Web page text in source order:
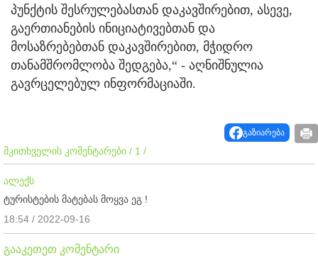
პუნქტის შესრულებასთან დაკავშირებით, ასევე,
გაერთიანების ინიციატივებთან და
მოსაზრებებთან დაკავშირებით, მჭიდრო
თანამშრომლობა შედგება,“ - აღნიშნულია
გავრცელებულ ინფორმაციაში.
გაზიარება
მკითხველის კომენტარები / 1 /
ალექს
ტურისტების მატებას მოყვა ეგ !
18:54 / 2022-09-16
გააკეთეთ კომენტარი